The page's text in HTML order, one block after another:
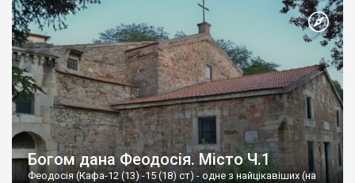
Богом дана Феодосія. Місто Ч.1
Феодосія (Кафа-12 (13) -15 (18) ст) - одне з найцікавіших (на